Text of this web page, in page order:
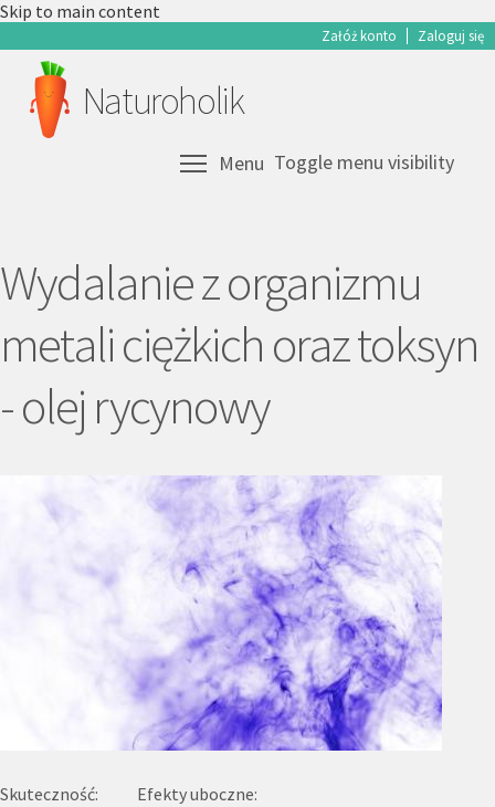
Skip to main content
Załóż konto Zaloguj się
Naturoholik
Menu Toggle menu visibility
Wydalanie z organizmu
metali ciężkich oraz toksyn
- olej rycynowy
Skuteczność: Efekty uboczne: